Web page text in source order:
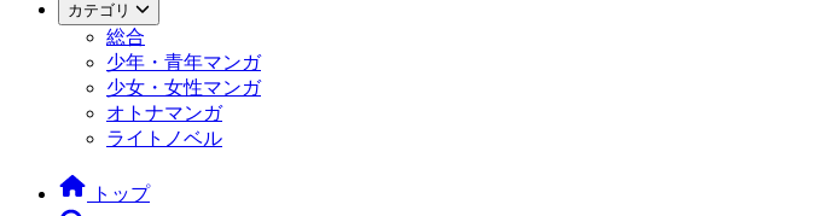
カテゴリ
総合
少年・青年マンガ
少女・女性マンガ
オトナマンガ
ライトノベル
トップ